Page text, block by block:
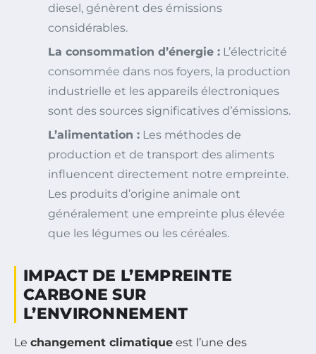
diesel, génèrent des émissions
considérables.
La consommation d’énergie : L’électricité
consommée dans nos foyers, la production
industrielle et les appareils électroniques
sont des sources significatives d’émissions.
L’alimentation : Les méthodes de
production et de transport des aliments
influencent directement notre empreinte.
Les produits d’origine animale ont
généralement une empreinte plus élevée
que les légumes ou les céréales.
IMPACT DE L’EMPREINTE
CARBONE SUR
L’ENVIRONNEMENT
Le changement climatique est l’une des